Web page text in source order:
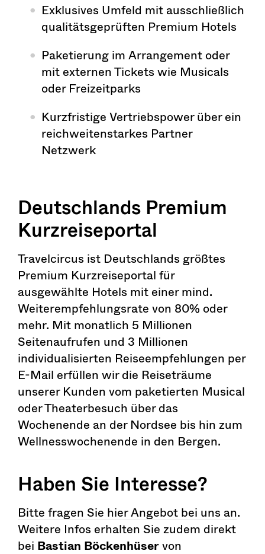
Exklusives Umfeld mit ausschließlich
qualitätsgeprüften Premium Hotels
Paketierung im Arrangement oder
mit externen Tickets wie Musicals
oder Freizeitparks
Kurzfristige Vertriebspower über ein
reichweitenstarkes Partner
Netzwerk
Deutschlands Premium
Kurzreiseportal
Travelcircus ist Deutschlands größtes
Premium Kurzreiseportal für
ausgewählte Hotels mit einer mind.
Weiterempfehlungsrate von 80% oder
mehr. Mit monatlich 5 Millionen
Seitenaufrufen und 3 Millionen
individualisierten Reiseempfehlungen per
E-Mail erfüllen wir die Reiseträume
unserer Kunden vom paketierten Musical
oder Theaterbesuch über das
Wochenende an der Nordsee bis hin zum
Wellnesswochenende in den Bergen.
Haben Sie Interesse?
Bitte fragen Sie hier Angebot bei uns an.
Weitere Infos erhalten Sie zudem direkt
bei Bastian Böckenhüservon